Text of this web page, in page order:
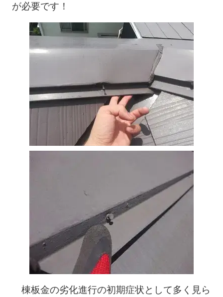
が必要です！
棟板金の劣化進行の初期症状として多く見ら